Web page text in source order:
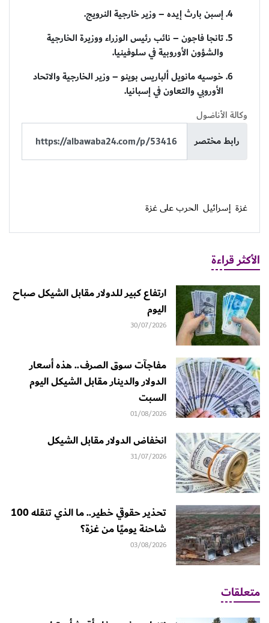
إسبن بارث إيده – وزير خارجية النرويج.
تانجا فاجون – نائب رئيس الوزراء ووزيرة الخارجية
والشؤون الأوروبية في سلوفينيا.
خوسيه مانويل ألباريس بوينو – وزير الخارجية والاتحاد
الأوروبي والتعاون في إسبانيا.
وكالة الأناضول
رابط مختصر
غزة إسرائيل الحرب على غزة
الأكثر قراءة
ارتفاع كبير للدولار مقابل الشيكل صباح
اليوم
30/07/2026
مفاجآت سوق الصرف.. هذه أسعار
الدولار والدينار مقابل الشيكل اليوم
السبت
01/08/2026
انخفاض الدولار مقابل الشيكل
31/07/2026
تحذير حقوقي خطير.. ما الذي تنقله 100
شاحنة يوميًا من غزة؟
03/08/2026
متعلقات